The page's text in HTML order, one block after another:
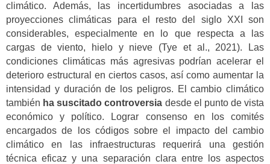
climático. Además, las incertidumbres asociadas a las
proyecciones climáticas para el resto del siglo XXI son
considerables, especialmente en lo que respecta a las
cargas de viento, hielo y nieve (Tye et al., 2021). Las
condiciones climáticas más agresivas podrían acelerar el
deterioro estructural en ciertos casos, así como aumentar la
intensidad y duración de los peligros. El cambio climático
también ha suscitado controversia desde el punto de vista
económico y político. Lograr consenso en los comités
encargados de los códigos sobre el impacto del cambio
climático en las infraestructuras requerirá una gestión
técnica eficaz y una separación clara entre los aspectos